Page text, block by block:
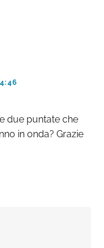
due puntate che
in onda? Grazie